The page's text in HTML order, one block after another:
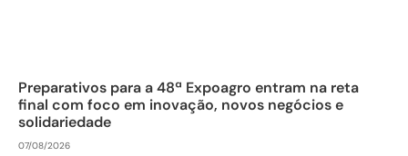
Preparativos para a 48ª Expoagro entram na reta
final com foco em inovação, novos negócios e
solidariedade
07/08/2026